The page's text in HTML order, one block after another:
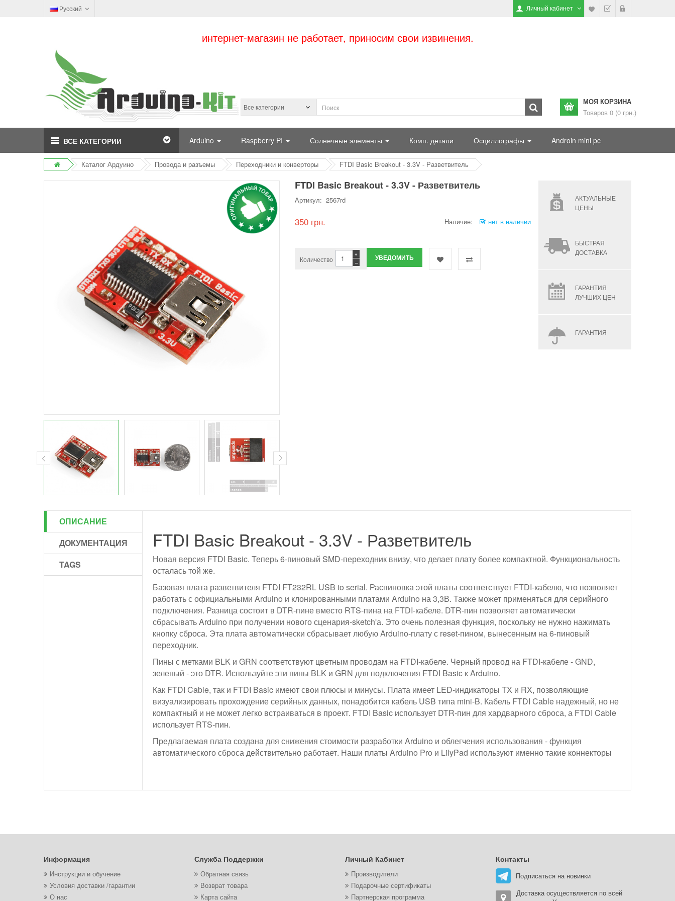
Русский Личный кабинет
интернет-магазин не работает, приносим свои извинения.
МОЯ КОРЗИНА
Товаров 0 (0 грн.)
ВСЕ КАТЕГОРИИ Arduino Raspberry PI Солнечные элементы Комп. детали Осциллографы Androin mini pc
Каталог Ардуино Провода и разъемы Переходники и конверторы FTDI Basic Breakout - 3.3V - Разветвитель
FTDI Basic Breakout - 3.3V - Разветвитель
Артикул: 2567rd
350 грн. Наличие: нет в наличии
Количество −
+ УВЕДОМИТЬ
АКТУАЛЬНЫЕ
ЦЕНЫ
БЫСТРАЯ
ДОСТАВКА
ГАРАНТИЯ
ЛУЧШИХ ЦЕН
ГАРАНТИЯ
ОПИСАНИЕ
ДОКУМЕНТАЦИЯ
TAGS
FTDI Basic Breakout - 3.3V - Разветвитель
Новая версия FTDI Basic. Теперь 6-пиновый SMD-переходник внизу, что делает плату более компактной. Функциональность
осталась той же.
Базовая плата разветвителя FTDI FT232RL USB to serial. Распиновка этой платы соответствует FTDI-кабелю, что позволяет
работать с официальными Arduino и клонированными платами Arduino на 3,3В. Также может применяться для серийного
подключения. Разница состоит в DTR-пине вместо RTS-пина на FTDI-кабеле. DTR-пин позволяет автоматически
сбрасывать Arduino при получении нового сценария-sketch'а. Это очень полезная функция, поскольку не нужно нажимать
кнопку сброса. Эта плата автоматически сбрасывает любую Arduino-плату с reset-пином, вынесенным на 6-пиновый
переходник.
Пины с метками BLK и GRN соответствуют цветным проводам на FTDI-кабеле. Черный провод на FTDI-кабеле - GND,
зеленый - это DTR. Используйте эти пины BLK и GRN для подключения FTDI Basic к Arduino.
Как FTDI Cable, так и FTDI Basic имеют свои плюсы и минусы. Плата имеет LED-индикаторы TX и RX, позволяющие
визуализировать прохождение серийных данных, понадобится кабель USB типа mini-B. Кабель FTDI Cable надежный, но не
компактный и не может легко встраиваться в проект. FTDI Basic использует DTR-пин для хардварного сброса, а FTDI Cable
использует RTS-пин.
Предлагаемая плата создана для снижения стоимости разработки Arduino и облегчения использования - функция
автоматического сброса действительно работает. Наши платы Arduino Pro и LilyPad используют именно такие коннекторы
Информация
Инструкции и обучение
Условия доставки /гарантии
О нас
Служба Поддержки
Обратная связь
Возврат товара
Карта сайта
Личный Кабинет
Производители
Подарочные сертификаты
Партнерская программа
Контакты
Подписаться на новинки
Доставка осуществляется по всей